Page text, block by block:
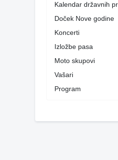
Kalendar državnih
Doček Nove godine
Koncerti
Izložbe pasa
Moto skupovi
Vašari
Program